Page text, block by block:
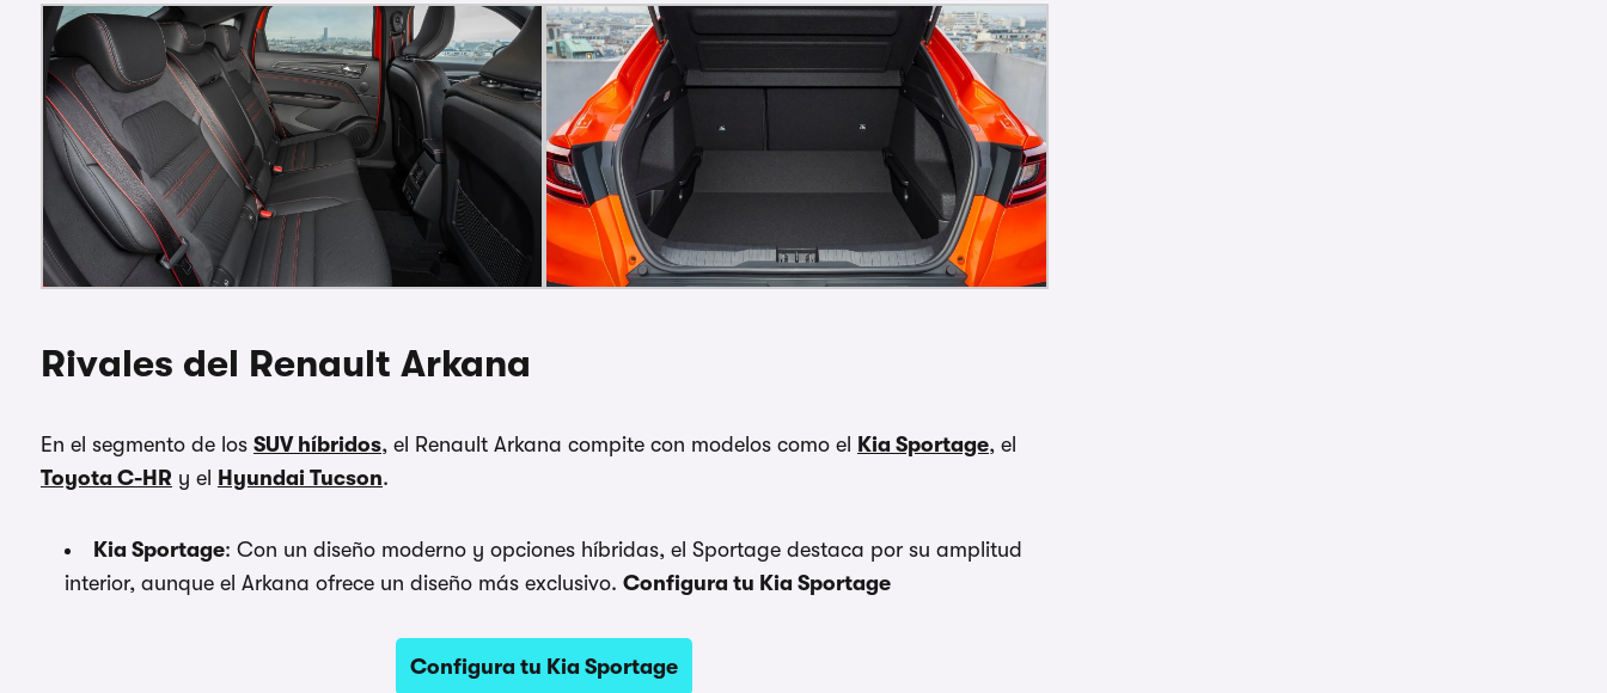
Rivales del Renault Arkana
En el segmento de los SUV híbridos, el Renault Arkana compite con modelos como el Kia Sportage, el
Toyota C-HR y el Hyundai Tucson.
Kia Sportage: Con un diseño moderno y opciones híbridas, el Sportage destaca por su amplitud
interior, aunque el Arkana ofrece un diseño más exclusivo. Configura tu Kia Sportage
Configura tu Kia Sportage